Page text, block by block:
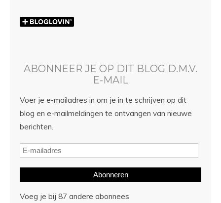
ABONNEER JE OP DIT BLOG D.M.V.
E-MAIL
Voer je e-mailadres in om je in te schrijven op dit
blog en e-mailmeldingen te ontvangen van nieuwe
berichten.
Abonneren
Voeg je bij 87 andere abonnees